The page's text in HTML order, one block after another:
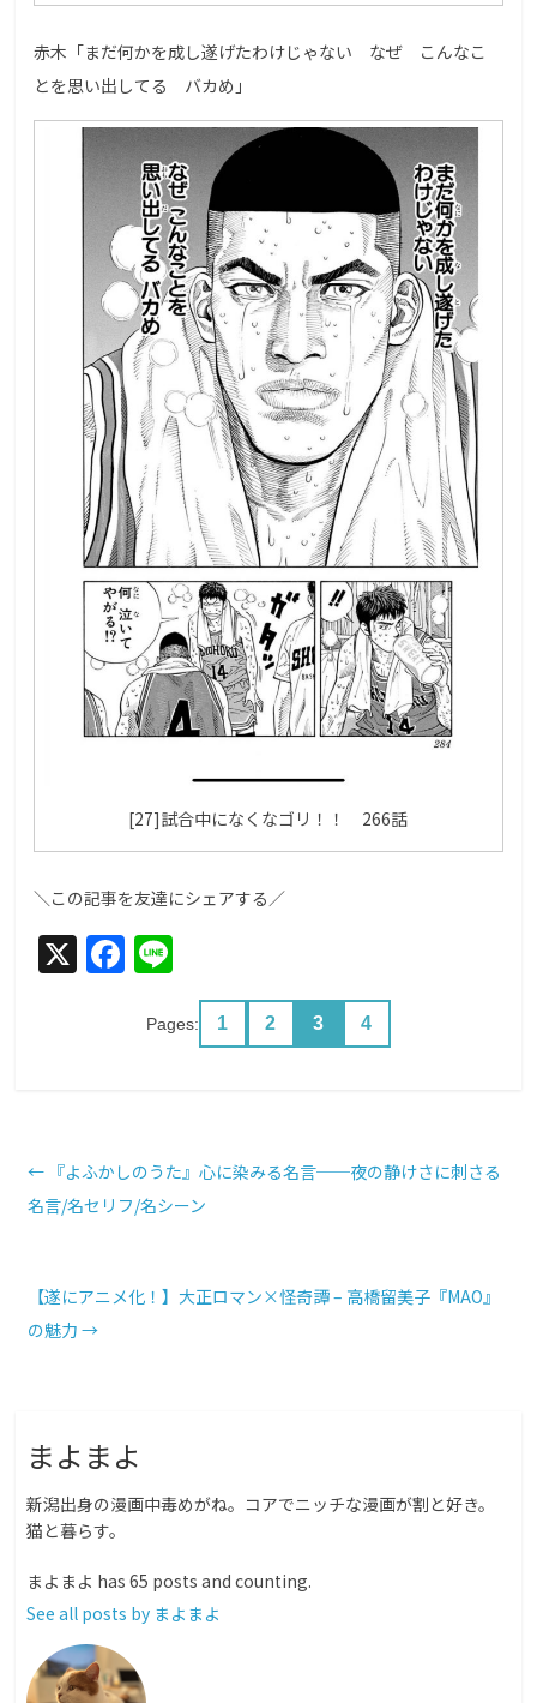
赤木「まだ何かを成し遂げたわけじゃない なぜ こんなこ
とを思い出してる バカめ」
[27]試合中になくなゴリ！！ 266話
＼この記事を友達にシェアする／
X F
a
o
k
e
Pages: 1 2 3 4
← 『よふかしのうた』心に染みる名言──夜の静けさに刺さる
名言/名セリフ/名シーン
【遂にアニメ化！】大正ロマン×怪奇譚 – 高橋留美子『MAO』
の魅力→
まよまよ
新潟出身の漫画中毒めがね。コアでニッチな漫画が割と好き。
猫と暮らす。
まよまよ has 65 posts and counting.
See all posts by まよまよ